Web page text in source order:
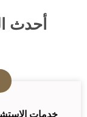
أحدث